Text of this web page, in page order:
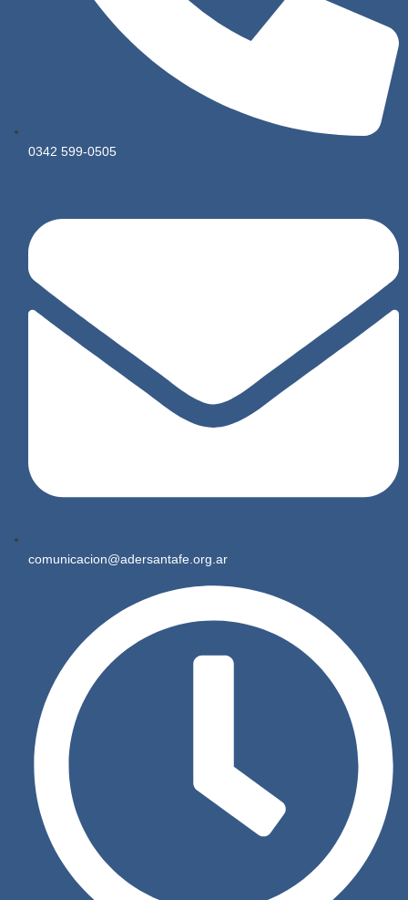
0342 599-0505
comunicacion@adersantafe.org.ar